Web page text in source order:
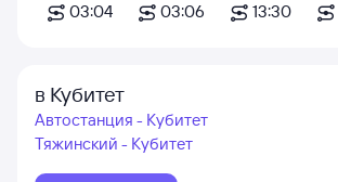
03:04
03:06 13:30
в Кубитет
Автостанция - Кубитет
Тяжинский - Кубитет